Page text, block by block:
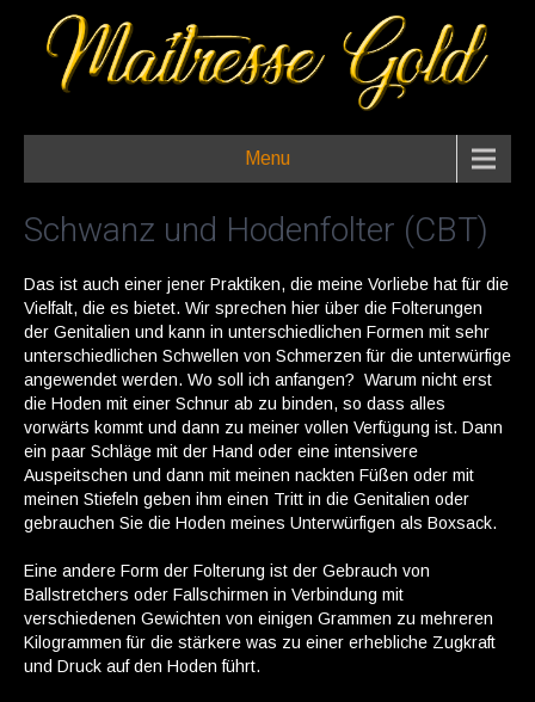
Menu
Schwanz und Hodenfolter (CBT)
Das ist auch einer jener Praktiken, die meine Vorliebe hat für die
Vielfalt, die es bietet. Wir sprechen hier über die Folterungen
der Genitalien und kann in unterschiedlichen Formen mit sehr
unterschiedlichen Schwellen von Schmerzen für die unterwürfige
angewendet werden. Wo soll ich anfangen? Warum nicht erst
die Hoden mit einer Schnur ab zu binden, so dass alles
vorwärts kommt und dann zu meiner vollen Verfügung ist. Dann
ein paar Schläge mit der Hand oder eine intensivere
Auspeitschen und dann mit meinen nackten Füßen oder mit
meinen Stiefeln geben ihm einen Tritt in die Genitalien oder
gebrauchen Sie die Hoden meines Unterwürfigen als Boxsack.
Eine andere Form der Folterung ist der Gebrauch von
Ballstretchers oder Fallschirmen in Verbindung mit
verschiedenen Gewichten von einigen Grammen zu mehreren
Kilogrammen für die stärkere was zu einer erhebliche Zugkraft
und Druck auf den Hoden führt.